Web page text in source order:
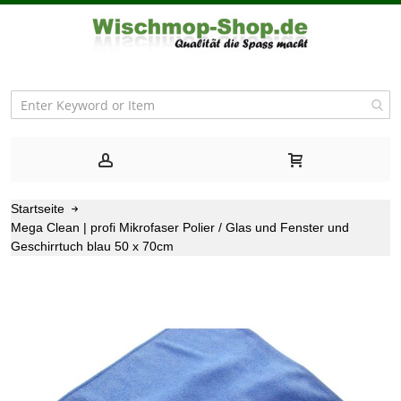
Startseite
Mega Clean | profi Mikrofaser Polier / Glas und Fenster und
Geschirrtuch blau 50 x 70cm